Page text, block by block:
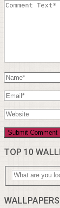
TOP 10